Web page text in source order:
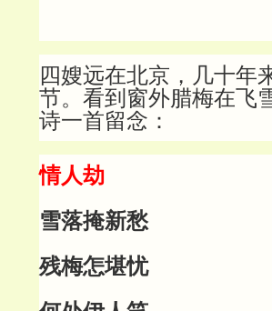
四嫂远在北京，几十年
节。看到窗外腊梅在飞
诗一首留念：
情人劫
雪落掩新愁
残梅怎堪忧